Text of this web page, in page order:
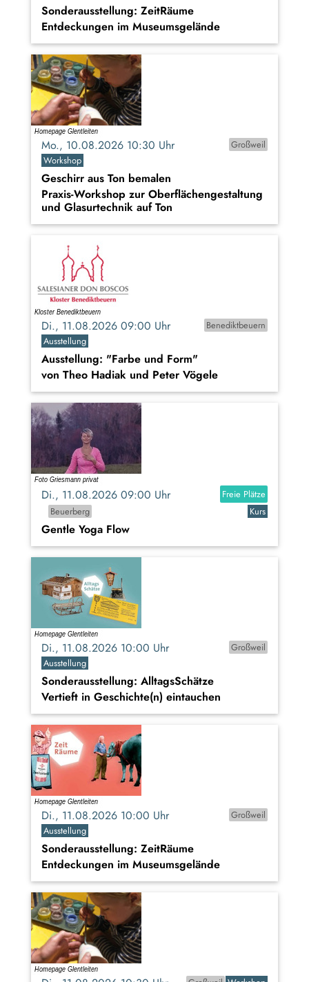
Sonderausstellung: ZeitRäume
Entdeckungen im Museumsgelände
Mo., 10.08.2026 10:30 Uhr
Großweil
Workshop
Geschirr aus Ton bemalen
Praxis-Workshop zur Oberflächengestaltung
und Glasurtechnik auf Ton
Di., 11.08.2026 09:00 Uhr
Benediktbeuern
Ausstellung
Ausstellung: "Farbe und Form"
von Theo Hadiak und Peter Vögele
Di., 11.08.2026 09:00 Uhr
Freie Plätze
Beuerberg
Kurs
Gentle Yoga Flow
Di., 11.08.2026 10:00 Uhr
Großweil
Ausstellung
Sonderausstellung: AlltagsSchätze
Vertieft in Geschichte(n) eintauchen
Di., 11.08.2026 10:00 Uhr
Großweil
Ausstellung
Sonderausstellung: ZeitRäume
Entdeckungen im Museumsgelände